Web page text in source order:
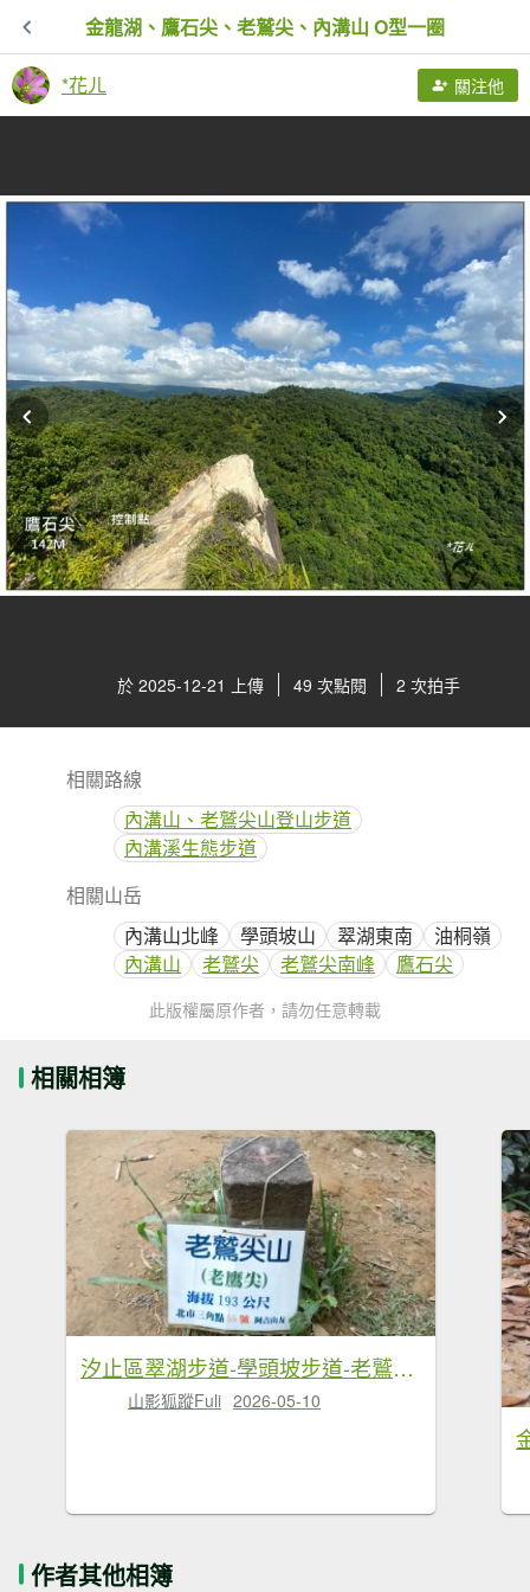
金龍湖、鷹石尖、老鷲尖、內溝山 O型一圈
*花ㄦ 關注他
於 2025-12-21 上傳 49 次點閱 2 次拍手
相關路線
內溝山、老鷲尖山登山步道
內溝溪生態步道
相關山岳
內溝山北峰
學頭坡山 翠湖東南
油桐嶺
內溝山
老鷲尖 老鷲尖南峰 鷹石尖
此版權屬原作者，請勿任意轉載
相關相簿
汐止區翠湖步道-學頭坡步道-老鷲尖-內溝山步道-翠湖P字走
山影狐蹤Fuli 2026-05-10
作者其他相簿